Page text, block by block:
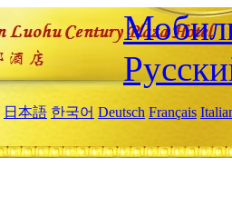
日本語 한국어 Deutsch Français